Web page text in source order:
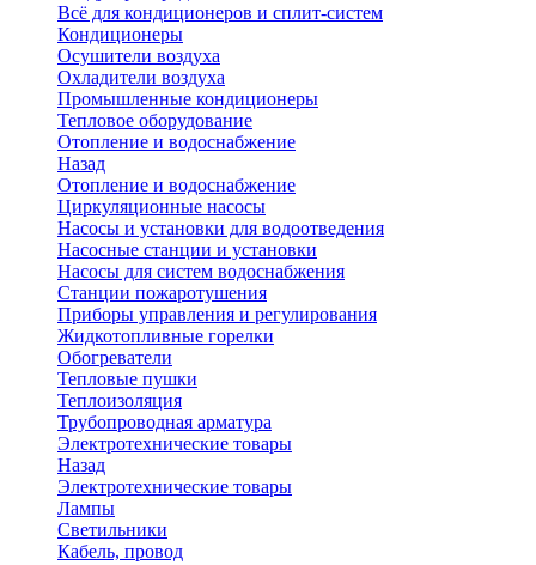
Всё для кондиционеров и сплит-систем
Кондиционеры
Осушители воздуха
Охладители воздуха
Промышленные кондиционеры
Тепловое оборудование
Отопление и водоснабжение
Назад
Отопление и водоснабжение
Циркуляционные насосы
Насосы и установки для водоотведения
Насосные станции и установки
Насосы для систем водоснабжения
Станции пожаротушения
Приборы управления и регулирования
Жидкотопливные горелки
Обогреватели
Тепловые пушки
Теплоизоляция
Трубопроводная арматура
Электротехнические товары
Назад
Электротехнические товары
Лампы
Светильники
Кабель, провод